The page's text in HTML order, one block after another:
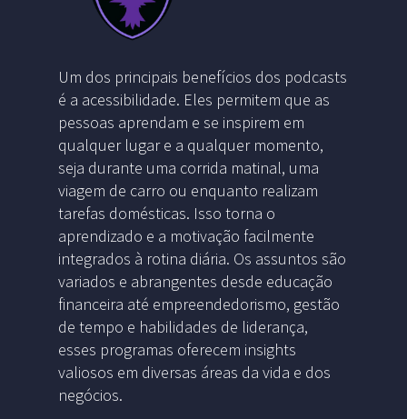
Um dos principais benefícios dos podcasts
é a acessibilidade. Eles permitem que as
pessoas aprendam e se inspirem em
qualquer lugar e a qualquer momento,
seja durante uma corrida matinal, uma
viagem de carro ou enquanto realizam
tarefas domésticas. Isso torna o
aprendizado e a motivação facilmente
integrados à rotina diária. Os assuntos são
variados e abrangentes desde educação
financeira até empreendedorismo, gestão
de tempo e habilidades de liderança,
esses programas oferecem insights
valiosos em diversas áreas da vida e dos
negócios.